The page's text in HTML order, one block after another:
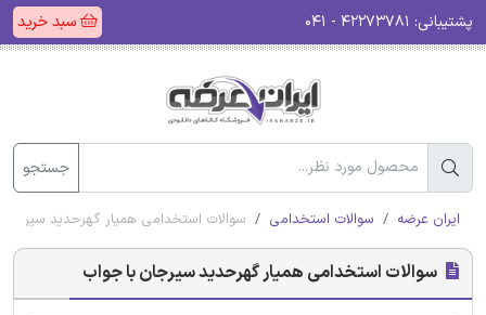
پشتیبانی: سبد خرید
جستجو
ایران عرضه سوالات استخدامی سوالات استخدامی همیار گهرحدید
سوالات استخدامی همیار گهرحدید سیرجان با جواب